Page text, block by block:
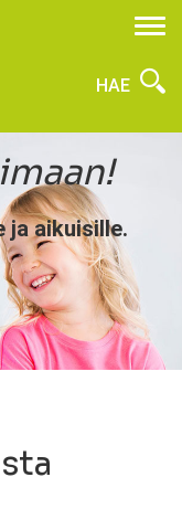
HAE
ja aikuisille.